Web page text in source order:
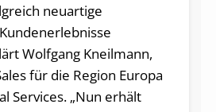
neuartige
Wolfgang Kneilmann,
für die Region Europa
Services. „Nun erhält